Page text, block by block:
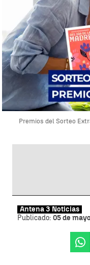
Premios del Sorteo
Antena 3 Noticias
Publicado: 05 de